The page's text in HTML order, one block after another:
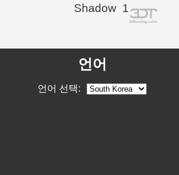
Shadow 1
언어
언어 선택: